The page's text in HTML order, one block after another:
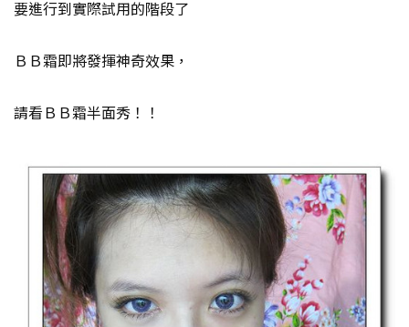
要進行到實際試用的階段了
ＢＢ霜即將發揮神奇效果，
請看ＢＢ霜半面秀！！